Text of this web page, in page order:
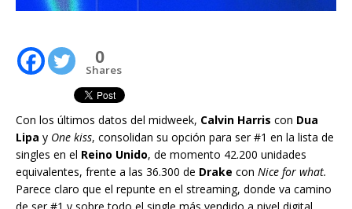
0
Shares
Con los últimos datos del midweek, Calvin Harris con Dua
Lipa y One kiss, consolidan su opción para ser #1 en la lista de
singles en el Reino Unido, de momento 42.200 unidades
equivalentes, frente a las 36.300 de Drake con Nice for what.
Parece claro que el repunte en el streaming, donde va camino
de ser #1 y sobre todo el single más vendido a nivel digital,